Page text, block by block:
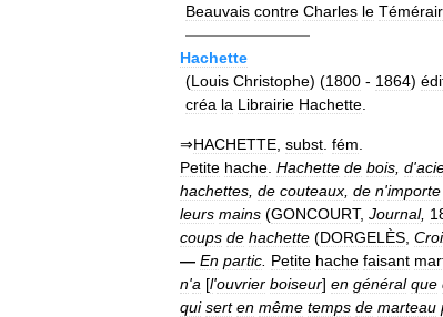
Beauvais contre Charles le
————————
Hachette
(Louis Christophe) (1800 - 1864)
créa la Librairie Hachette
⇒HACHETTE subst fém
Petite hache Hachette de bois d'
hachettes de couteaux de n'importe
leurs mains (GONCOURT, Journal,
coups de hachette (DORGELÈS
— En partic Petite hache faisant
n'a [l'ouvrier boiseur] en général que
qui sert en même temps de marteau